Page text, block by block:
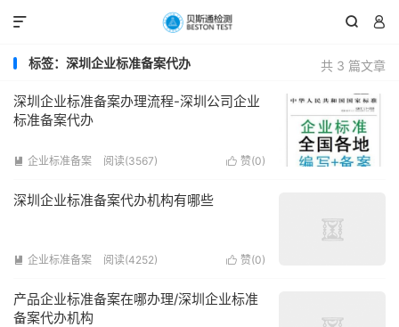
 

共 3 篇文章
标签：深圳企业标准备案代办
深圳企业标准备案办理流程-深圳公司企业
标准备案代办
 赞(0)
 企业标准备案 阅读(3567)
深圳企业标准备案代办机构有哪些
 赞(0)
 企业标准备案 阅读(4252)
产品企业标准备案在哪办理/深圳企业标准
备案代办机构